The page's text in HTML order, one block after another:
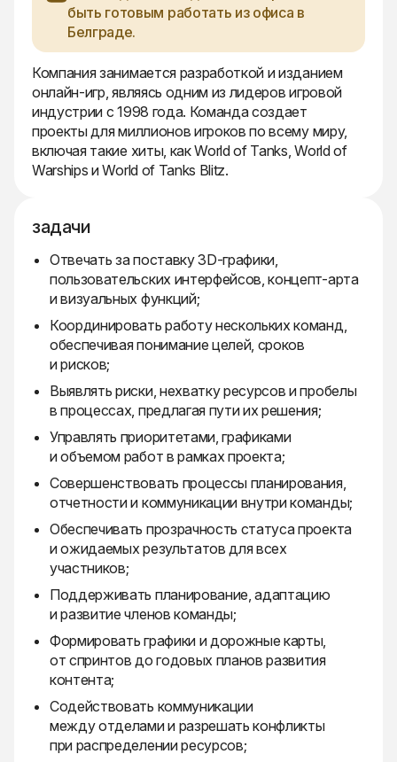
быть готовым работать из офиса в
Белграде.
Компания занимается разработкой и изданием
онлайн-игр, являясь одним из лидеров игровой
индустрии с 1998 года. Команда создает
проекты для миллионов игроков по всему миру,
включая такие хиты, как World of Tanks, World of
Warships и World of Tanks Blitz.
задачи
Отвечать за поставку 3D-графики,
пользовательских интерфейсов, концепт-арта
и визуальных функций;
Координировать работу нескольких команд,
обеспечивая понимание целей, сроков
и рисков;
Выявлять риски, нехватку ресурсов и пробелы
в процессах, предлагая пути их решения;
Управлять приоритетами, графиками
и объемом работ в рамках проекта;
Совершенствовать процессы планирования,
отчетности и коммуникации внутри команды;
Обеспечивать прозрачность статуса проекта
и ожидаемых результатов для всех
участников;
Поддерживать планирование, адаптацию
и развитие членов команды;
Формировать графики и дорожные карты,
от спринтов до годовых планов развития
контента;
Содействовать коммуникации
между отделами и разрешать конфликты
при распределении ресурсов;